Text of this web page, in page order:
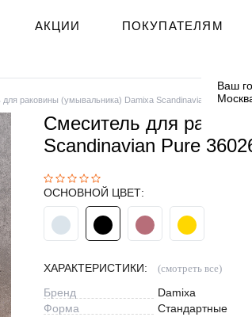
АКЦИИ ПОКУПАТЕЛЯМ
Ваш
раковины (умывальника) Damixa Scandinavian Pure
Смеситель для
Scandinavian Pure
ОСНОВНОЙ ЦВЕТ:
ХАРАКТЕРИСТИКИ: (смотреть все)
Бренд
Damixa
Форма
Стандартные